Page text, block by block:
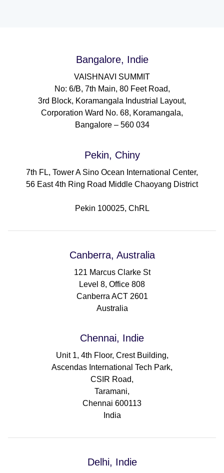
Bangalore, Indie
VAISHNAVI SUMMIT
No: 6/B, 7th Main, 80 Feet Road,
3rd Block, Koramangala Industrial Layout,
Corporation Ward No. 68, Koramangala,
Bangalore – 560 034
Pekin, Chiny
7th FL, Tower A Sino Ocean International Center,
56 East 4th Ring Road Middle Chaoyang District
Pekin 100025, ChRL
Canberra, Australia
121 Marcus Clarke St
Level 8, Office 808
Canberra ACT 2601
Australia
Chennai, Indie
Unit 1, 4th Floor, Crest Building,
Ascendas International Tech Park,
CSIR Road,
Taramani,
Chennai 600113
India
Delhi, Indie